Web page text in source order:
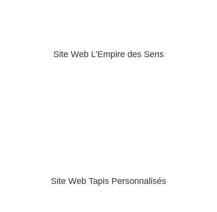
Site Web L’Empire des Sens
Site Web Tapis Personnalisés